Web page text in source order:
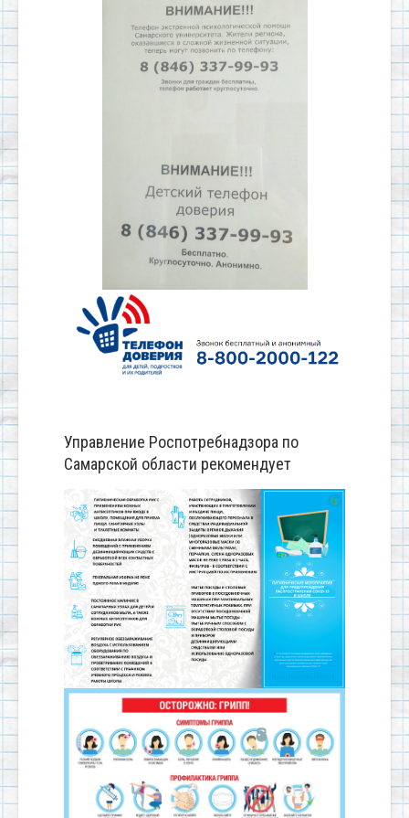
Управление Роспотребнадзора по
Самарской области рекомендует